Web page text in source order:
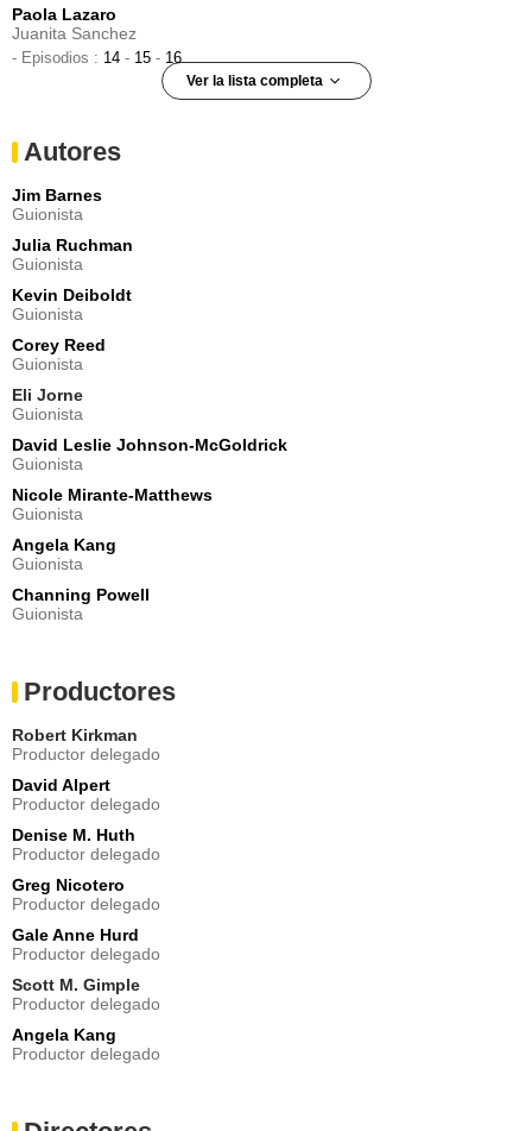
Paola Lazaro
Juanita Sanchez
- Episodios : 14 - 15 - 16
Ver la lista completa
- Episodios :1-
Cheryl
- Episodios :
David Shae
Alfred
- Episodios :1-4
Jackson Pace
Gage
- Episodios :
Thora Birch
Mary
- Episodios :11-12
Sydney Park
Cyndie
- Episodios :
Matt Mangum
DJ
- Episodios :7-13
William Gregory Lee
Juliet Brett
- Episodio :2
Margot Bingham
Stephanie
- Episodio :6
Eve Gordon
Celeste
- Episodio :13
Mark Sivertsen
Rufus
- Episodio :14
James Parks
Captured Whisperer
- Episodio :7
Margot Bingham
Autores
Jim Barnes
Guionista
Julia Ruchman
Guionista
Kevin Deiboldt
Guionista
Corey Reed
Guionista
Eli Jorne
Guionista
David Leslie Johnson-McGoldrick
Guionista
Nicole Mirante-Matthews
Guionista
Angela Kang
Guionista
Channing Powell
Guionista
Productores
Robert Kirkman
Productor delegado
David Alpert
Productor delegado
Denise M. Huth
Productor delegado
Greg Nicotero
Productor delegado
Gale Anne Hurd
Productor delegado
Scott M. Gimple
Productor delegado
Angela Kang
Productor delegado